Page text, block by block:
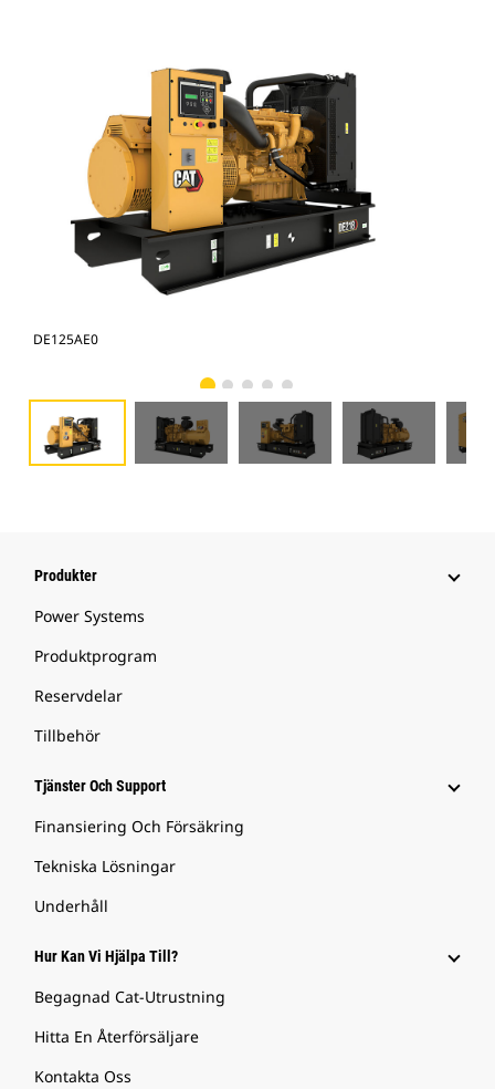
DE125AE0
Produkter
Power Systems
Produktprogram
Reservdelar
Tillbehör
Tjänster Och Support
Finansiering Och Försäkring
Tekniska Lösningar
Underhåll
Hur Kan Vi Hjälpa Till?
Begagnad Cat-Utrustning
Hitta En Återförsäljare
Kontakta Oss